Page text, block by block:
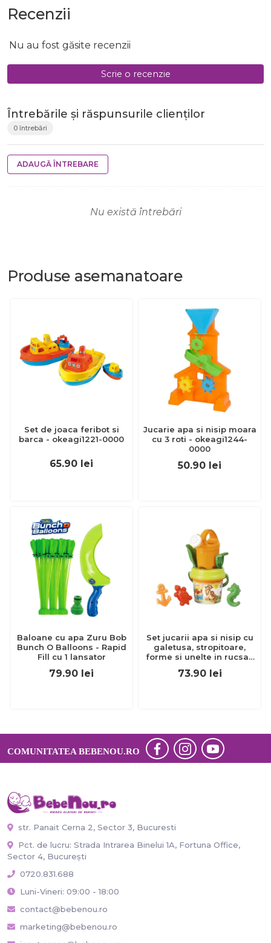
Recenzii
Nu au fost găsite recenzii
Scrie o recenzie
Întrebările și răspunsurile clienților
0 întrebări
ADAUGĂ ÎNTREBARE
Nu există întrebări
Produse asemanatoare
Set de joaca feribot si
barca - okeagi1221-0000
65.90 lei
Jucarie apa si nisip moara
cu 3 roti - okeagi1244-
0000
50.90 lei
Baloane cu apa Zuru Bob
Bunch O Balloons - Rapid
Fill cu 1 lansator
79.90 lei
Set jucarii apa si nisip cu
galetusa, stropitoare,
forme si unelte in rucsac
poppy - okeagi7245-poppy
73.90 lei
COMUNITATEA BEBENOU.RO
str. Panait Cerna 2, Sector 3, Bucuresti
Pct. de lucru: Strada Intrarea Binelui 1A, Fortuna Office,
Sector 4, București
0720.831.688
Luni-Vineri: 09:00 - 18:00
contact@bebenou.ro
marketing@bebenou.ro